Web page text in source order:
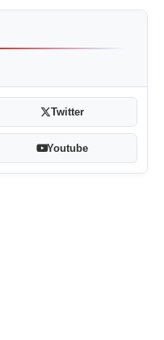
Twitter
Youtube